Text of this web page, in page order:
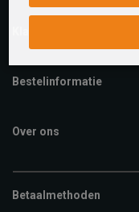
Bestelinformatie
Over ons
Betaalmethoden